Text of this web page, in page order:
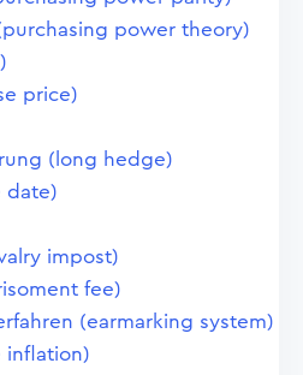
power theory)
price)
(long hedge)
date)
impost)
fee)
(earmarking system)
inflation)